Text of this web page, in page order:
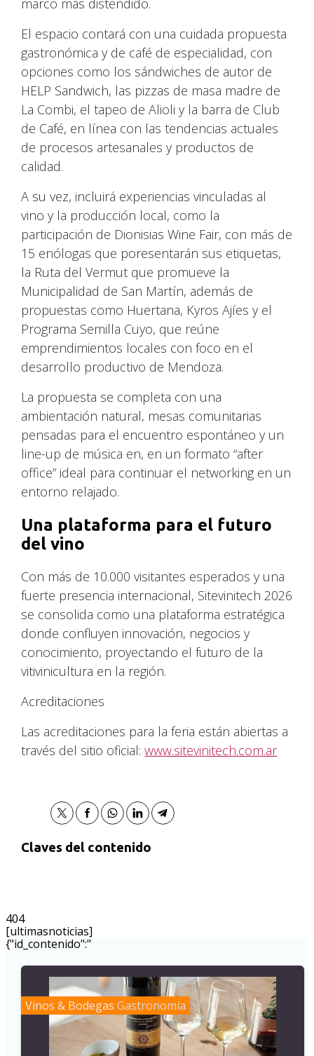
404
[ultimasnoticias]
marco más distendido.
El espacio contará con una cuidada propuesta
gastronómica y de café de especialidad, con
opciones como los sándwiches de autor de
HELP Sandwich, las pizzas de masa madre de
La Combi, el tapeo de Alioli y la barra de Club
de Café, en línea con las tendencias actuales
de procesos artesanales y productos de
calidad.
A su vez, incluirá experiencias vinculadas al
vino y la producción local, como la
participación de Dionisias Wine Fair, con más de
15 enólogas que poresentarán sus etiquetas,
la Ruta del Vermut que promueve la
Municipalidad de San Martín, además de
propuestas como Huertana, Kyros Ajíes y el
Programa Semilla Cuyo, que reúne
emprendimientos locales con foco en el
desarrollo productivo de Mendoza.
La propuesta se completa con una
ambientación natural, mesas comunitarias
pensadas para el encuentro espontáneo y un
line-up de música en, en un formato “after
office” ideal para continuar el networking en un
entorno relajado.
Una plataforma para el futuro
del vino
Con más de 10.000 visitantes esperados y una
fuerte presencia internacional, Sitevinitech 2026
se consolida como una plataforma estratégica
donde confluyen innovación, negocios y
conocimiento, proyectando el futuro de la
vitivinicultura en la región.
Acreditaciones
Las acreditaciones para la feria están abiertas a
través del sitio oficial:www.sitevinitech.com.ar
Claves del contenido
{"id_contenido":"
Vinos & Bodegas Gastronomía